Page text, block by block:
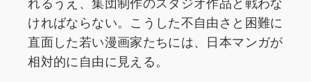
ければならない。こうした不自由さと困難に
直面した若い漫画家たちには、日本マンガが
相対的に自由に見える。